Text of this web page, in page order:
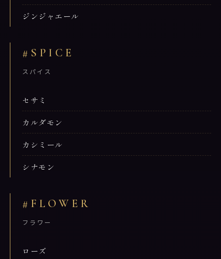
ジンジャエール
#SPICE
スパイス
セサミ
カルダモン
カシミール
シナモン
#FLOWER
フラワー
ローズ